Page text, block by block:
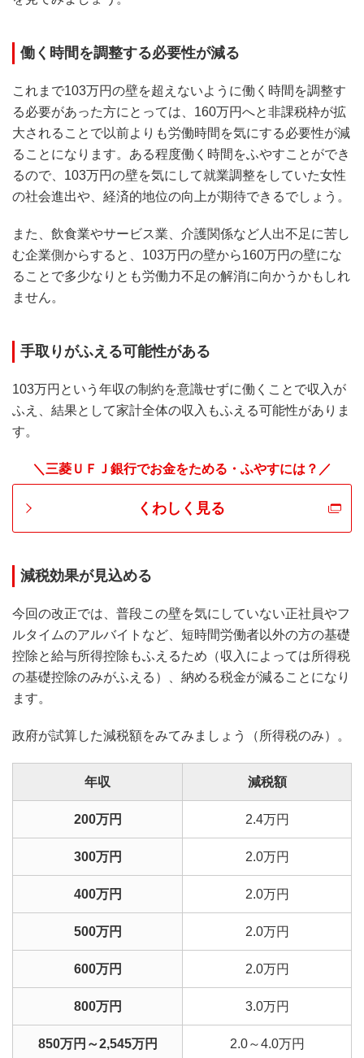
働く時間を調整する必要性が減る
これまで103万円の壁を超えないように働く時間を調整す
る必要があった方にとっては、160万円へと非課税枠が拡
大されることで以前よりも労働時間を気にする必要性が減
ることになります。ある程度働く時間をふやすことができ
るので、103万円の壁を気にして就業調整をしていた女性
の社会進出や、経済的地位の向上が期待できるでしょう。
また、飲食業やサービス業、介護関係など人出不足に苦し
む企業側からすると、103万円の壁から160万円の壁にな
ることで多少なりとも労働力不足の解消に向かうかもしれ
ません。
手取りがふえる可能性がある
103万円という年収の制約を意識せずに働くことで収入が
ふえ、結果として家計全体の収入もふえる可能性がありま
す。
＼三菱ＵＦＪ銀行でお金をためる・ふやすには？／
くわしく見る
減税効果が見込める
今回の改正では、普段この壁を気にしていない正社員やフ
ルタイムのアルバイトなど、短時間労働者以外の方の基礎
控除と給与所得控除もふえるため（収入によっては所得税
の基礎控除のみがふえる）、納める税金が減ることになり
ます。
政府が試算した減税額をみてみましょう（所得税のみ）。
年収 減税額
200万円 2.4万円
300万円 2.0万円
400万円 2.0万円
500万円 2.0万円
600万円 2.0万円
800万円 3.0万円
850万円～2,545万円 2.0～4.0万円